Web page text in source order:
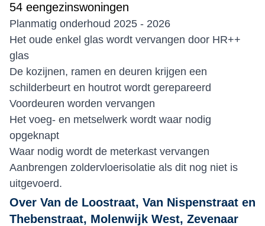
54 eengezinswoningen
Planmatig onderhoud 2025 - 2026
Het oude enkel glas wordt vervangen door HR++
glas
De kozijnen, ramen en deuren krijgen een
schilderbeurt en houtrot wordt gerepareerd
Voordeuren worden vervangen
Het voeg- en metselwerk wordt waar nodig
opgeknapt
Waar nodig wordt de meterkast vervangen
Aanbrengen zoldervloerisolatie als dit nog niet is
uitgevoerd.
Over Van de Loostraat, Van Nispenstraat en
Thebenstraat, Molenwijk West, Zevenaar